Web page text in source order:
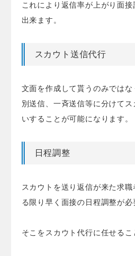
これにより返信率が上がり面
出来ます。
スカウト送信代行
文面を作成して貰うのみでは
別送信、一斉送信等に分けてス
いすることが可能になります。
日程調整
スカウトを送り返信が来た求
る限り早く面接の日程調整が必
そこをスカウト代行に任せるこ